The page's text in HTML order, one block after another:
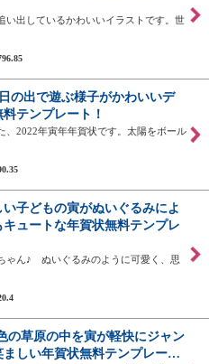
い出しているかわいいイラストです。世
の出で遊ぶ様子がかわいいデ
テンプレート！
、2022年寅年年賀状です。太陽をボール
子どもの寅がぬいぐるみによ
ュートな年賀状無料テンプレ
ゃん♪ ぬいぐるみのように可愛く、思
の草原の中を寅が軽快にジャン
ましい年賀状無料テンプレー…